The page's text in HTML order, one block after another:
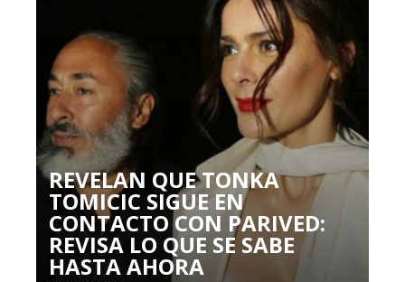
REVELAN QUE TONKA
TOMICIC SIGUE EN
CONTACTO CON PARIVED:
REVISA LO QUE SE SABE
HASTA AHORA